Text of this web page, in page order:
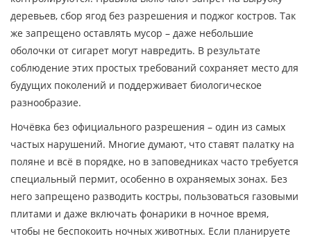
деревьев, сбор ягод без разрешения и поджог костров. Так
же запрещено оставлять мусор – даже небольшие
оболочки от сигарет могут навредить. В результате
соблюдение этих простых требований сохраняет место для
будущих поколений и поддерживает биологическое
разнообразие.
Ночёвка без официального разрешения – один из самых
частых нарушений. Многие думают, что ставят палатку на
поляне и всё в порядке, но в заповедниках часто требуется
специальный пермит, особенно в охраняемых зонах. Без
него запрещено разводить костры, пользоваться газовыми
плитами и даже включать фонарики в ночное время,
чтобы не беспокоить ночных животных. Если планируете